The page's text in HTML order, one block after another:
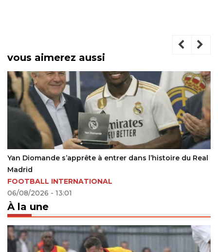
vous aimerez aussi
à entrer dans l’histoire du Real
Belgique : Théo
À la une